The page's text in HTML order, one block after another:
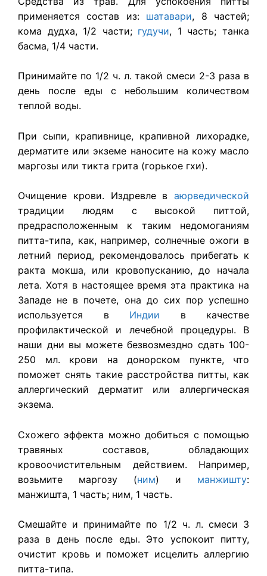
применяется состав из: шатавари, 8 частей;
кома дудха, 1/2 части; гудучи, 1 часть; танка
басма, 1/4 части.
Принимайте по 1/2 ч. л. такой смеси 2-3 раза в
день после еды с небольшим количеством
теплой воды.
При сыпи, крапивнице, крапивной лихорадке,
дерматите или экземе наносите на кожу масло
маргозы или тикта грита (горькое гхи).
Очищение крови. Издревле в аюрведической
традиции людям с высокой питтой,
предрасположенным к таким недомоганиям
питта-типа, как, например, солнечные ожоги в
летний период, рекомендовалось прибегать к
ракта мокша, или кровопусканию, до начала
лета. Хотя в настоящее время эта практика на
Западе не в почете, она до сих пор успешно
используется в Индии в качестве
профилактической и лечебной процедуры. В
наши дни вы можете безвозмездно сдать 100-
250 мл. крови на донорском пункте, что
поможет снять такие расстройства питты, как
аллергический дерматит или аллергическая
экзема.
Схожего эффекта можно добиться с помощью
травяных составов, обладающих
кровоочистительным действием. Например,
возьмите маргозу (ним) и манжишту:
манжишта, 1 часть; ним, 1 часть.
Смешайте и принимайте по 1/2 ч. л. смеси 3
раза в день после еды. Это успокоит питту,
очистит кровь и поможет исцелить аллергию
питта-типа.